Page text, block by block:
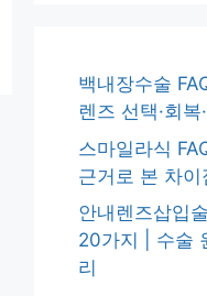
백내장수술
렌즈 선택·회
스마일라식
근거로 본 차
안내렌즈삽입
20가지 | 수술
리